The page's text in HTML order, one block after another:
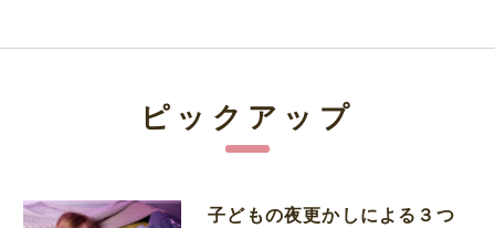
ピックアップ
子どもの夜更かしによる３つ